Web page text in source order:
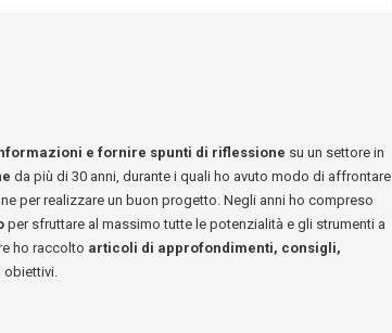
e fornire spunti di riflessione su un settore in
da più di 30 anni, durante i quali ho avuto modo di affrontare
per realizzare un buon progetto. Negli anni ho compreso
per sfruttare al massimo tutte le potenzialità e gli strumenti a
ho raccolto articoli di approfondimenti, consigli,
obiettivi.